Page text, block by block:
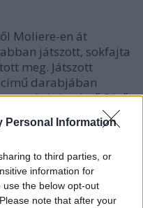
Personal Information
to third parties, or
information for
the below opt-out
note that after your
Moliere-en át
játszott, sokfajta
meg. Játszott
című darabjában
a máglyán című Sütő-
beszélt, partnerei
ki: közös munkáik
valamint Zorin
amelyet Iglódi István